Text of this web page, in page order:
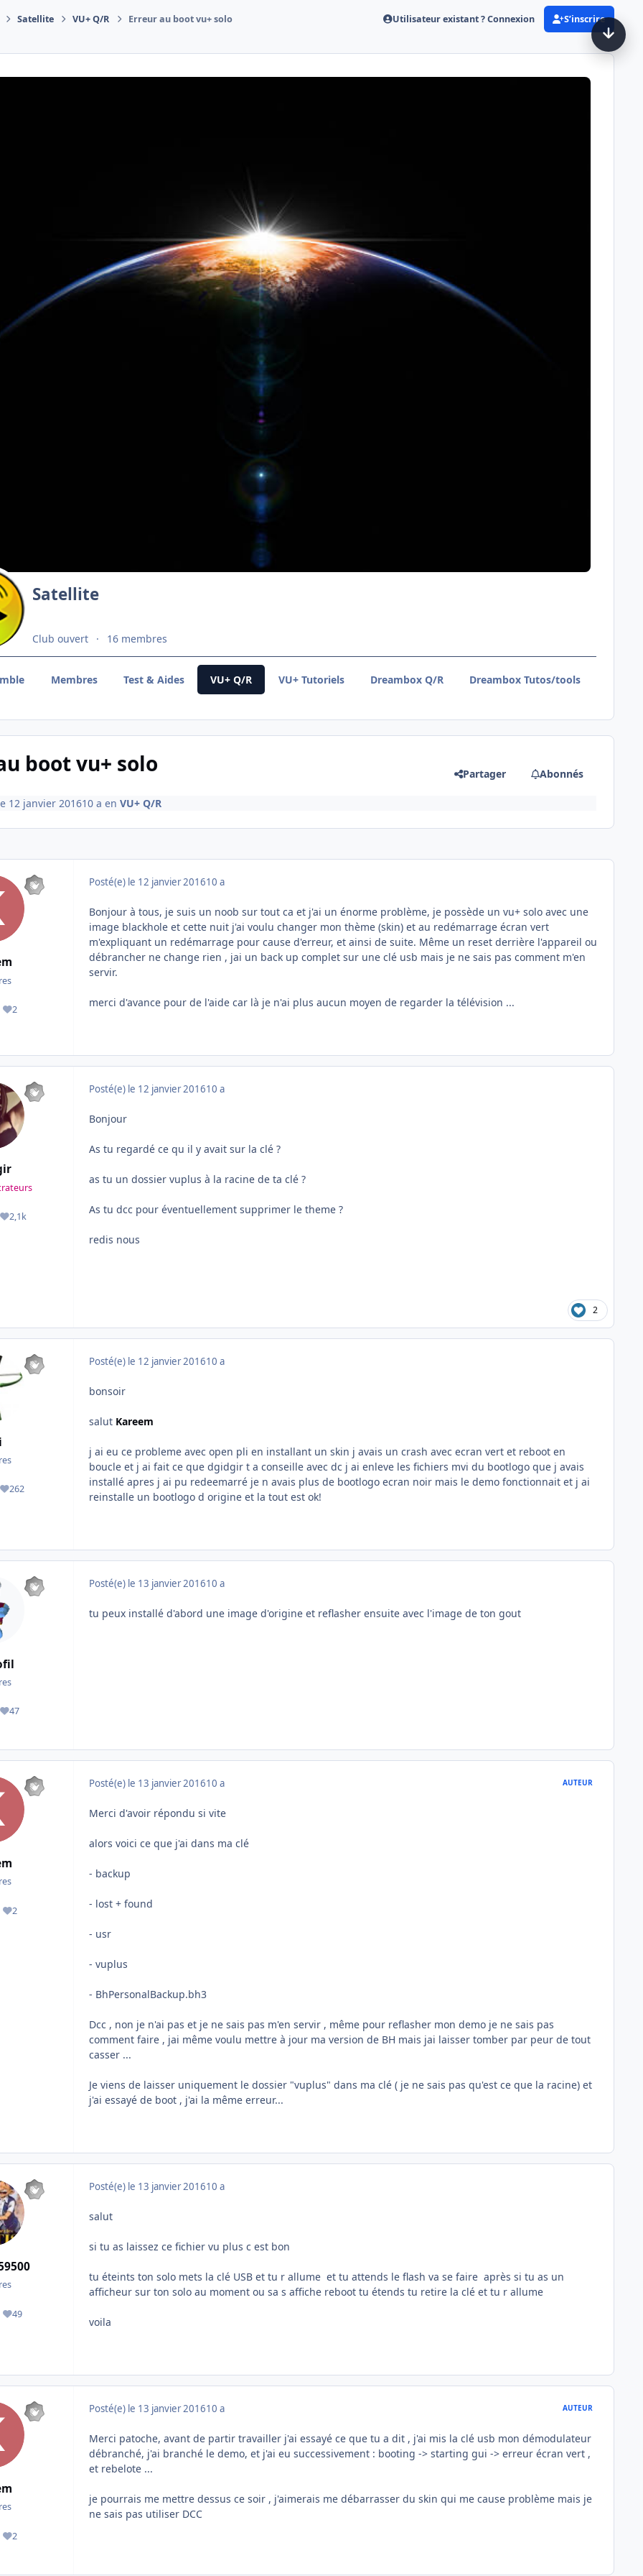
Satellite VU+ Q/R Erreur au boot vu+ solo Utilisateur existant ? Connexion S’inscrire
Satellite
Club ouvert 16 membres
Membres Test & Aides VU+ Q/R VU+ Tutoriels Dreambox Q/R Dreambox Tutos/tools
boot vu+ solo Partager Abonnés
12 janvier 201610 a en VU+ Q/R
2
Réputation
Posté(e) le 12 janvier 201610 a
Bonjour à tous, je suis un noob sur tout ca et j'ai un énorme problème, je possède un vu+ solo avec une
image blackhole et cette nuit j'ai voulu changer mon thème (skin) et au redémarrage écran vert
m'expliquant un redémarrage pour cause d'erreur, et ainsi de suite. Même un reset derrière l'appareil ou
débrancher ne change rien , jai un back up complet sur une clé usb mais je ne sais pas comment m'en
servir.
merci d'avance pour de l'aide car là je n'ai plus aucun moyen de regarder la télévision ...
2,1k
Réputation
Posté(e) le 12 janvier 201610 a
Bonjour
As tu regardé ce qu il y avait sur la clé ?
as tu un dossier vuplus à la racine de ta clé ?
As tu dcc pour éventuellement supprimer le theme ?
redis nous
2
262
Réputation
Posté(e) le 12 janvier 201610 a
bonsoir
salut Kareem
j ai eu ce probleme avec open pli en installant un skin j avais un crash avec ecran vert et reboot en
boucle et j ai fait ce que dgidgir t a conseille avec dc j ai enleve les fichiers mvi du bootlogo que j avais
installé apres j ai pu redeemarré je n avais plus de bootlogo ecran noir mais le demo fonctionnait et j ai
reinstalle un bootlogo d origine et la tout est ok!
47
Réputation
Posté(e) le 13 janvier 201610 a
tu peux installé d'abord une image d'origine et reflasher ensuite avec l'image de ton gout
2
Réputation
Posté(e) le 13 janvier 201610 a AUTEUR
Merci d'avoir répondu si vite
alors voici ce que j'ai dans ma clé
- backup
- lost + found
- usr
- vuplus
- BhPersonalBackup.bh3
Dcc , non je n'ai pas et je ne sais pas m'en servir , même pour reflasher mon demo je ne sais pas
comment faire , jai même voulu mettre à jour ma version de BH mais jai laisser tomber par peur de tout
casser ...
Je viens de laisser uniquement le dossier "vuplus" dans ma clé ( je ne sais pas qu'est ce que la racine) et
j'ai essayé de boot , j'ai la même erreur...
49
Réputation
Posté(e) le 13 janvier 201610 a
salut
si tu as laissez ce fichier vu plus c est bon
tu éteints ton solo mets la clé USB et tu r allume et tu attends le flash va se faire après si tu as un
afficheur sur ton solo au moment ou sa s affiche reboot tu étends tu retire la clé et tu r allume
voila
2
Réputation
Posté(e) le 13 janvier 201610 a AUTEUR
Merci patoche, avant de partir travailler j'ai essayé ce que tu a dit , j'ai mis la clé usb mon démodulateur
débranché, j'ai branché le demo, et j'ai eu successivement : booting -> starting gui -> erreur écran vert ,
et rebelote ...
je pourrais me mettre dessus ce soir , j'aimerais me débarrasser du skin qui me cause problème mais je
ne sais pas utiliser DCC